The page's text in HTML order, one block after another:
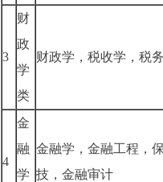
3
财
政
学
类
财政学，税收学，税
4
金
融
学
金融学，金融工程，
技，金融审计